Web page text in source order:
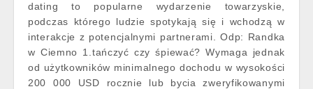
dating to popularne wydarzenie towarzyskie,
podczas którego ludzie spotykają się i wchodzą w
interakcje z potencjalnymi partnerami. Odp: Randka
w Ciemno 1.tańczyć czy śpiewać? Wymaga jednak
od użytkowników minimalnego dochodu w wysokości
200 000 USD rocznie lub bycia zweryfikowanymi